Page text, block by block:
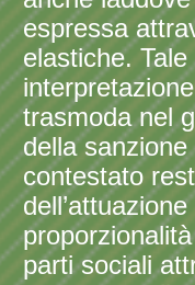
espressa
elastiche.
trasmoda nel
della
contestato
parti sociali